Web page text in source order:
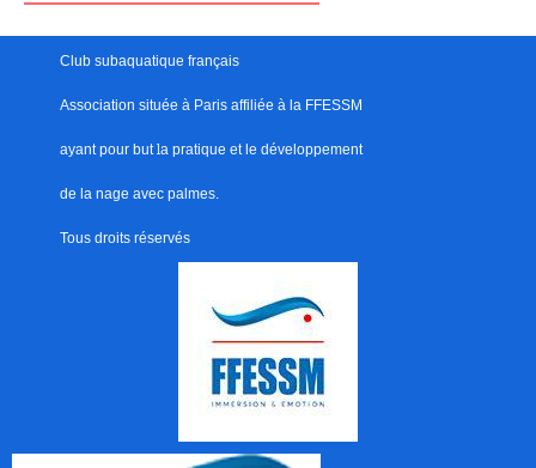
Club subaquatique français
Association située à Paris affiliée à la FFESSM
ayant pour but la pratique et le développement
de la nage avec palmes.
Tous droits réservés